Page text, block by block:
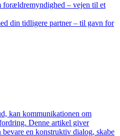
– vejen til et
din tidligere partner – til gavn for
kan kommunikationen om
Denne artikel giver
en konstruktiv dialog, skabe